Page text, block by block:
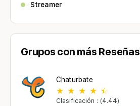
Streamer
Grupos con más Reseñas
Chaturbate
Clasificación : (4.44)